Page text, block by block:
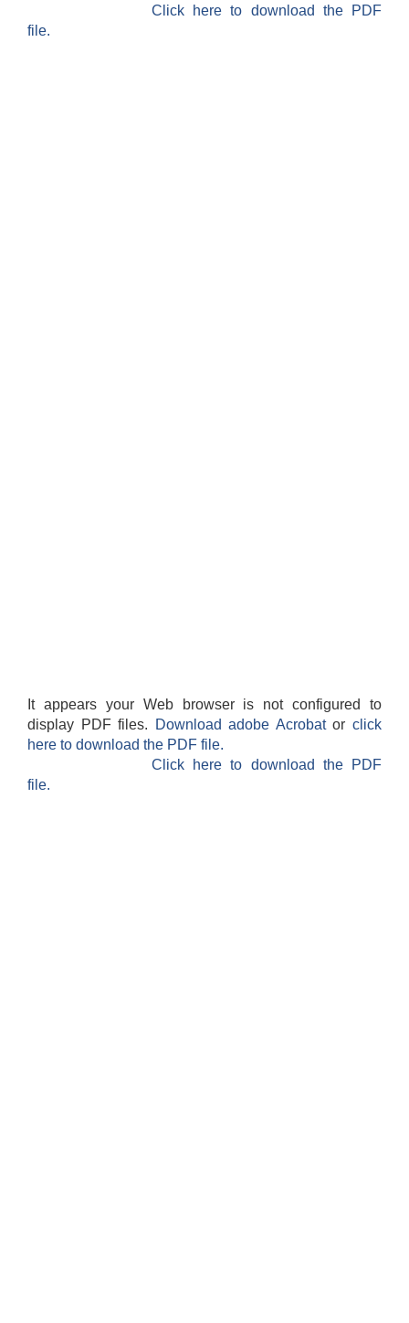
Click here to download the PDF
file.
It appears your Web browser is not configured to
display PDF files.
Download adobe Acrobatorclick
here to download the PDF file.
Click here to download the PDF
file.